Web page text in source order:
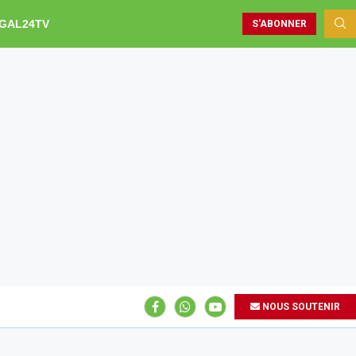
S'ABONNER
NOUS SOUTENIR